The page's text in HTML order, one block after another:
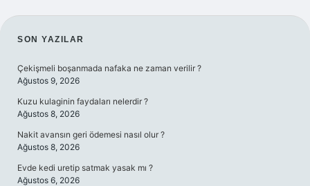
SIDEBAR
SON YAZILAR
Çekişmeli boşanmada nafaka ne zaman verilir ?
Ağustos 9, 2026
Kuzu kulaginin faydaları nelerdir ?
Ağustos 8, 2026
Nakit avansın geri ödemesi nasıl olur ?
Ağustos 8, 2026
Evde kedi uretip satmak yasak mı ?
Ağustos 6, 2026